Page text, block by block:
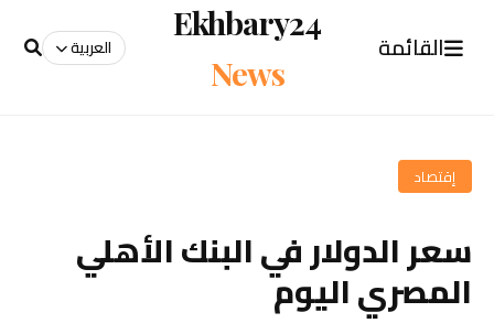
القائمة
Ekhbary24
News
العربية
إقتصاد
سعر الدولار في البنك الأهلي
المصري اليوم